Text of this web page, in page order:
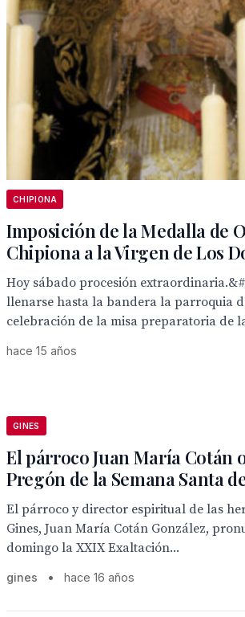
CHIPIONA
Imposición de la Medalla de
Chipiona a la Virgen de Los
Hoy sábado procesión
llenarse hasta la bandera la parroquia
celebración de la misa preparatoria de
hace 15 años
GINES
El párroco Juan María Cotán
Pregón de la Semana Santa
El párroco y director espiritual de las
Gines, Juan María Cotán González,
domingo la XXIX Exaltación...
gines • hace 16 años